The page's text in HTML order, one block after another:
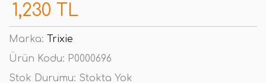
1,230 TL
Marka: Trixie
Ürün Kodu: P0000696
Stok Durumu: Stokta Yok